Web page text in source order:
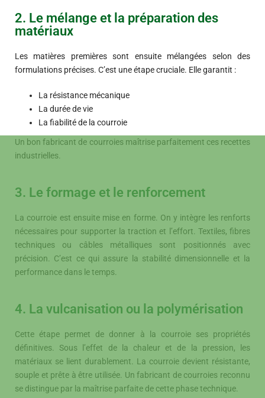
2. Le mélange et la préparation des
matériaux
Les matières premières sont ensuite mélangées selon des
formulations précises. C’est une étape cruciale. Elle garantit :
La résistance mécanique
La durée de vie
La fiabilité de la courroie
Un bon fabricant de courroies maîtrise parfaitement ces recettes
industrielles.
3. Le formage et le renforcement
La courroie est ensuite mise en forme. On y intègre les renforts
nécessaires pour supporter la traction et l’effort. Textiles, fibres
techniques ou câbles métalliques sont positionnés avec
précision. C’est ce qui assure la stabilité dimensionnelle et la
performance dans le temps.
4. La vulcanisation ou la polymérisation
Cette étape permet de donner à la courroie ses propriétés
définitives. Sous l’effet de la chaleur et de la pression, les
matériaux se lient durablement. La courroie devient résistante,
souple et prête à être utilisée. Un fabricant de courroies reconnu
se distingue par la maîtrise parfaite de cette phase technique.